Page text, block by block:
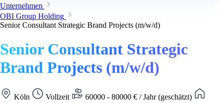
Unternehmen
OBI Group Holding
Senior Consultant Strategic Brand Projects (m/w/d)
Senior Consultant Strategic
Brand Projects (m/w/d)
Köln Vollzeit
60000 - 80000 € / Jahr (geschätzt)